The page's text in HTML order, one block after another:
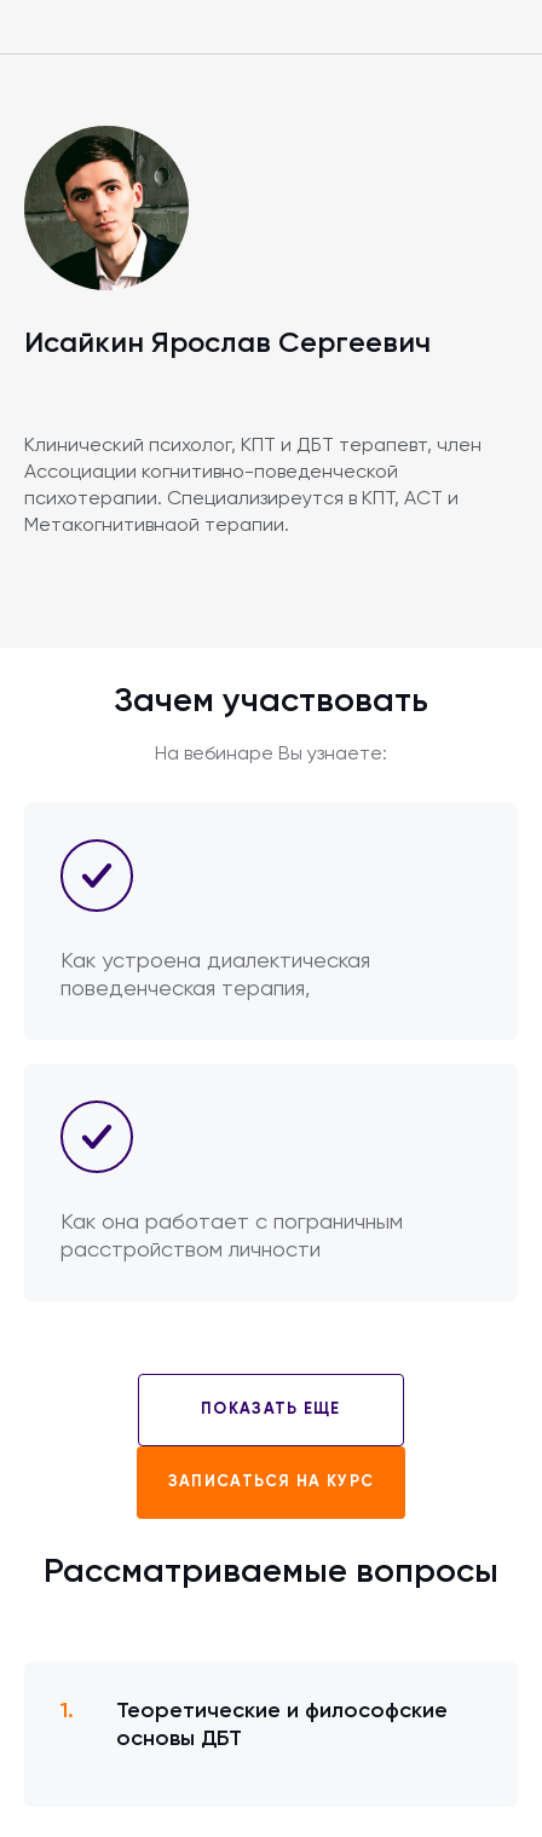
Исайкин Ярослав Сергеевич
Клинический психолог, КПТ и ДБТ терапевт, член
Ассоциации когнитивно-поведенческой
психотерапии. Специализиреутся в КПТ, АСТ и
Метакогнитивнаой терапии.
Зачем участвовать
На вебинаре Вы узнаете:
Как устроена диалектическая
поведенческая терапия,
Как она работает с пограничным
расстройством личности
ПОКАЗАТЬ ЕЩЕ
ЗАПИСАТЬСЯ НА КУРС
Рассматриваемые вопросы
Теоретические и философские
основы ДБТ